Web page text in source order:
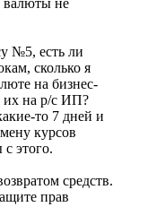
валюты не
№5, есть ли
сколько я
на бизнес-
их на р/с ИП?
то 7 дней и
курсов
этого.
средств.
прав